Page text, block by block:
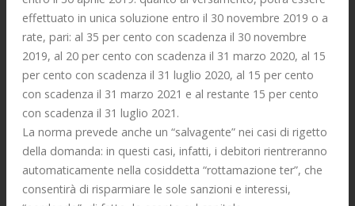
effettuato in unica soluzione entro il 30 novembre 2019 o a
rate, pari: al 35 per cento con scadenza il 30 novembre
2019, al 20 per cento con scadenza il 31 marzo 2020, al 15
per cento con scadenza il 31 luglio 2020, al 15 per cento
con scadenza il 31 marzo 2021 e al restante 15 per cento
con scadenza il 31 luglio 2021.
La norma prevede anche un “salvagente” nei casi di rigetto
della domanda: in questi casi, infatti, i debitori rientreranno
automaticamente nella cosiddetta “rottamazione ter”, che
consentirà di risparmiare le sole sanzioni e interessi,